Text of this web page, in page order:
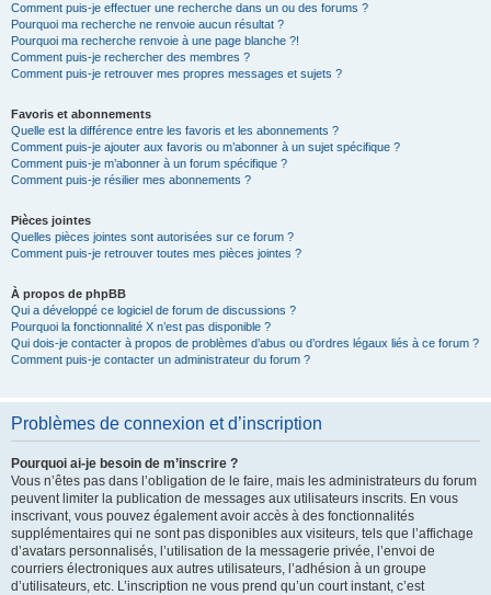
Comment puis-je effectuer une recherche dans un ou des forums ?
Pourquoi ma recherche ne renvoie aucun résultat ?
Pourquoi ma recherche renvoie à une page blanche ?!
Comment puis-je rechercher des membres ?
Comment puis-je retrouver mes propres messages et sujets ?
Favoris et abonnements
Quelle est la différence entre les favoris et les abonnements ?
Comment puis-je ajouter aux favoris ou m’abonner à un sujet spécifique ?
Comment puis-je m’abonner à un forum spécifique ?
Comment puis-je résilier mes abonnements ?
Pièces jointes
Quelles pièces jointes sont autorisées sur ce forum ?
Comment puis-je retrouver toutes mes pièces jointes ?
À propos de phpBB
Qui a développé ce logiciel de forum de discussions ?
Pourquoi la fonctionnalité X n’est pas disponible ?
Qui dois-je contacter à propos de problèmes d’abus ou d’ordres légaux liés à ce forum ?
Comment puis-je contacter un administrateur du forum ?
Problèmes de connexion et d’inscription
Pourquoi ai-je besoin de m’inscrire ?
Vous n’êtes pas dans l’obligation de le faire, mais les administrateurs du forum
peuvent limiter la publication de messages aux utilisateurs inscrits. En vous
inscrivant, vous pouvez également avoir accès à des fonctionnalités
supplémentaires qui ne sont pas disponibles aux visiteurs, tels que l’affichage
d’avatars personnalisés, l’utilisation de la messagerie privée, l’envoi de
courriers électroniques aux autres utilisateurs, l’adhésion à un groupe
d’utilisateurs, etc. L’inscription ne vous prend qu’un court instant, c’est